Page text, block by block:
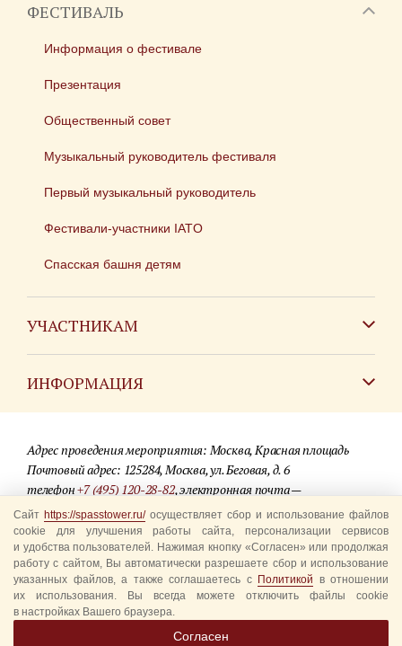
ФЕСТИВАЛЬ
Информация о фестивале
Презентация
Общественный совет
Музыкальный руководитель фестиваля
Первый музыкальный руководитель
Фестивали-участники IATO
Спасская башня детям
УЧАСТНИКАМ
ИНФОРМАЦИЯ
Для СМИ
Где купить билеты
Акции
Вопрос-ответ
Правила посещения
Уполномоченные представители
Адрес проведения мероприятия: Москва, Красная площадь
Почтовый адрес: 125284, Москва, ул. Беговая, д. 6
телефон+7 (495) 120-28-82, электронная почта —
info@spasstower.ru
© 2009-2025 Официальный сайт фестиваля «Спасская башня»
Разработка сайта —студия «Сибирикс»
Сайт https://spasstower.ru/осуществляет сбор и использование файлов
cookie для улучшения работы сайта, персонализации сервисов
и удобства пользователей. Нажимая кнопку «Согласен» или продолжая
работу с сайтом, Вы автоматически разрешаете сбор и использование
указанных файлов, а также соглашаетесь с Политикой в отношении
их использования. Вы всегда можете отключить файлы cookie
в настройках Вашего браузера.
Согласен